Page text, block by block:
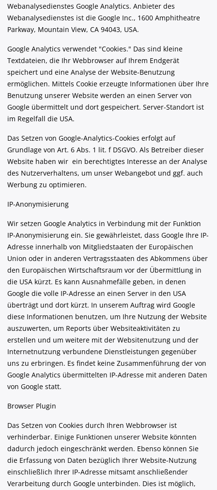
Webanalysedienstes Google Analytics. Anbieter des
Webanalysedienstes ist die Google Inc., 1600 Amphitheatre
Parkway, Mountain View, CA 94043, USA.
Google Analytics verwendet "Cookies." Das sind kleine
Textdateien, die Ihr Webbrowser auf Ihrem Endgerät
speichert und eine Analyse der Website-Benutzung
ermöglichen. Mittels Cookie erzeugte Informationen über Ihre
Benutzung unserer Website werden an einen Server von
Google übermittelt und dort gespeichert. Server-Standort ist
im Regelfall die USA.
Das Setzen von Google-Analytics-Cookies erfolgt auf
Grundlage von Art. 6 Abs. 1 lit. f DSGVO. Als Betreiber dieser
Website haben wir ein berechtigtes Interesse an der Analyse
des Nutzerverhaltens, um unser Webangebot und ggf. auch
Werbung zu optimieren.
IP-Anonymisierung
Wir setzen Google Analytics in Verbindung mit der Funktion
IP-Anonymisierung ein. Sie gewährleistet, dass Google Ihre IP-
Adresse innerhalb von Mitgliedstaaten der Europäischen
Union oder in anderen Vertragsstaaten des Abkommens über
den Europäischen Wirtschaftsraum vor der Übermittlung in
die USA kürzt. Es kann Ausnahmefälle geben, in denen
Google die volle IP-Adresse an einen Server in den USA
überträgt und dort kürzt. In unserem Auftrag wird Google
diese Informationen benutzen, um Ihre Nutzung der Website
auszuwerten, um Reports über Websiteaktivitäten zu
erstellen und um weitere mit der Websitenutzung und der
Internetnutzung verbundene Dienstleistungen gegenüber
uns zu erbringen. Es findet keine Zusammenführung der von
Google Analytics übermittelten IP-Adresse mit anderen Daten
von Google statt.
Browser Plugin
Das Setzen von Cookies durch Ihren Webbrowser ist
verhinderbar. Einige Funktionen unserer Website könnten
dadurch jedoch eingeschränkt werden. Ebenso können Sie
die Erfassung von Daten bezüglich Ihrer Website-Nutzung
einschließlich Ihrer IP-Adresse mitsamt anschließender
Verarbeitung durch Google unterbinden. Dies ist möglich,